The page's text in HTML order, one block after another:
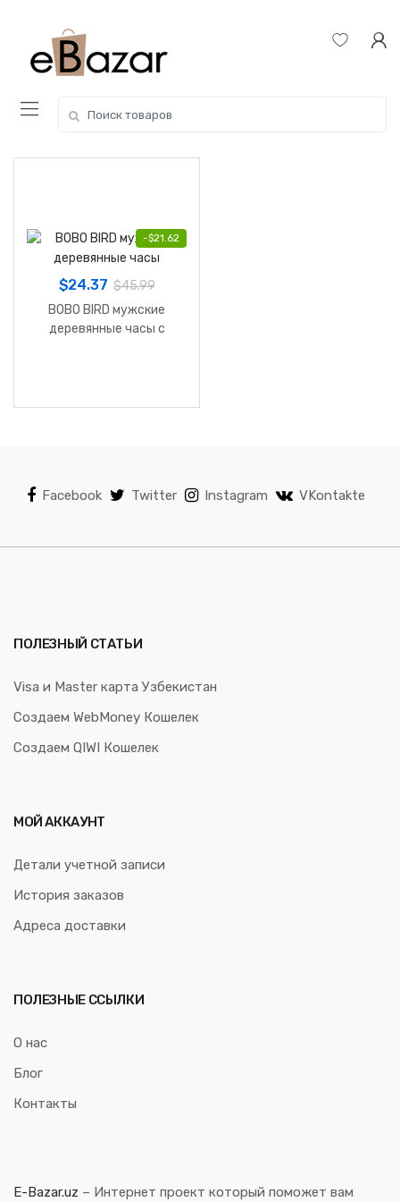
navigation
content
for:
-$21.62
$24.37 $45.99
BOBO BIRD мужские
деревянные часы с
Facebook Twitter Instagram VKontakte
ПОЛЕЗНЫЙ СТАТЬИ
Visa и Master карта Узбекистан
Создаем WebMoney Кошелек
Создаем QIWI Кошелек
МОЙ АККАУНТ
Детали учетной записи
История заказов
Адреса доставки
ПОЛЕЗНЫЕ ССЫЛКИ
О нас
Блог
Контакты
E-Bazar.uz – Интернет проект который поможет вам